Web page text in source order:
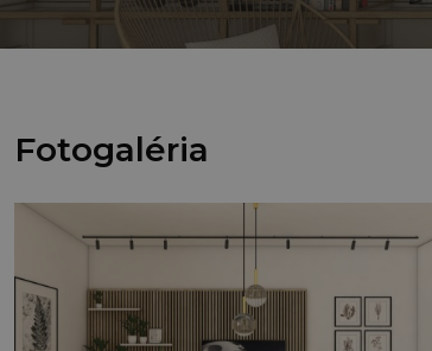
Fotogaléria